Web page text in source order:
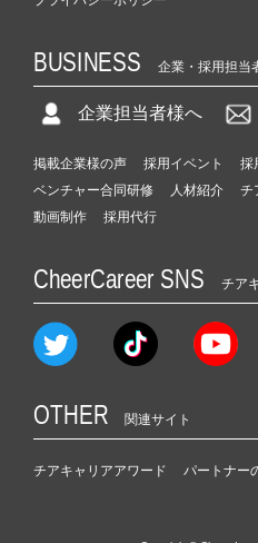
BUSINESS 企業・採用担当
企業担当者様へ
掲載企業様の声 採用イベント 採
ベンチャー合同研修
人材紹介 チ
動画制作
採用代行
CheerCareer SNS チア
OTHER 関連サイト
チアキャリアアワード パートナー